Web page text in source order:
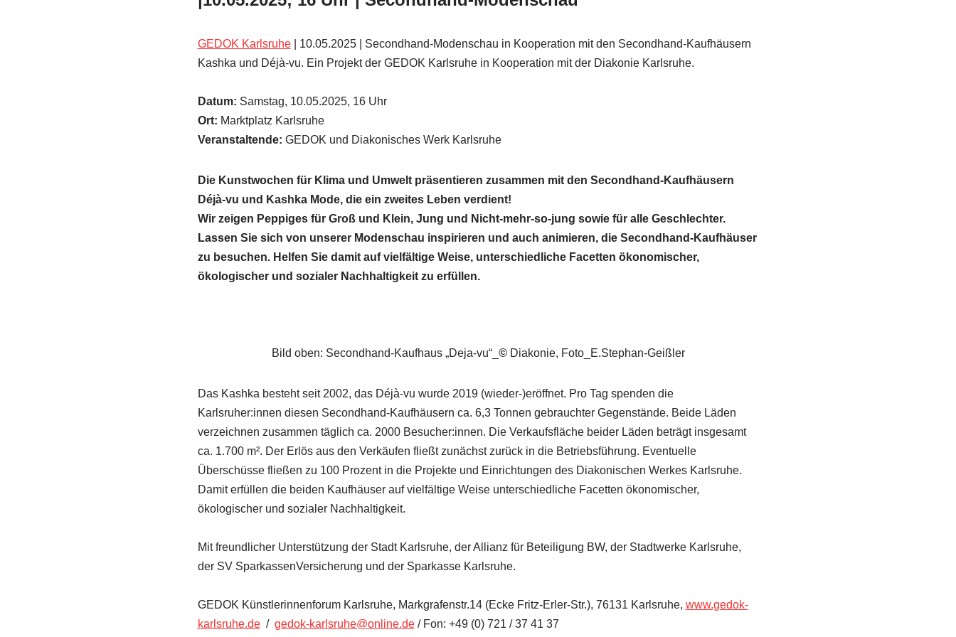
GEDOK Karlsruhe| 10.05.2025 | Secondhand-Modenschau in Kooperation mit den Secondhand-Kaufhäusern
Kashka und Déjà-vu. Ein Projekt der GEDOK Karlsruhe in Kooperation mit der Diakonie Karlsruhe.
Datum: Samstag, 10.05.2025, 16 Uhr
Ort: Marktplatz Karlsruhe
Veranstaltende: GEDOK und Diakonisches Werk Karlsruhe
Die Kunstwochen für Klima und Umwelt präsentieren zusammen mit den Secondhand-Kaufhäusern
Déjà-vu und Kashka Mode, die ein zweites Leben verdient!
Wir zeigen Peppiges für Groß und Klein, Jung und Nicht-mehr-so-jung sowie für alle Geschlechter.
Lassen Sie sich von unserer Modenschau inspirieren und auch animieren, die Secondhand-Kaufhäuser
zu besuchen. Helfen Sie damit auf vielfältige Weise, unterschiedliche Facetten ökonomischer,
ökologischer und sozialer Nachhaltigkeit zu erfüllen.
Bild oben: Secondhand-Kaufhaus „Deja-vu“_ ©Diakonie, Foto_E.Stephan-Geißler
Das Kashka besteht seit 2002, das Déjà-vu wurde 2019 (wieder-)eröffnet. Pro Tag spenden die
Karlsruher:innen diesen Secondhand-Kaufhäusern ca. 6,3 Tonnen gebrauchter Gegenstände. Beide Läden
verzeichnen zusammen täglich ca. 2000 Besucher:innen. Die Verkaufsfläche beider Läden beträgt insgesamt
ca. 1.700 m². Der Erlös aus den Verkäufen fließt zunächst zurück in die Betriebsführung. Eventuelle
Überschüsse fließen zu 100 Prozent in die Projekte und Einrichtungen des Diakonischen Werkes Karlsruhe.
Damit erfüllen die beiden Kaufhäuser auf vielfältige Weise unterschiedliche Facetten ökonomischer,
ökologischer und sozialer Nachhaltigkeit.
Mit freundlicher Unterstützung der Stadt Karlsruhe, der Allianz für Beteiligung BW, der Stadtwerke Karlsruhe,
der SV SparkassenVersicherung und der Sparkasse Karlsruhe.
GEDOK Künstlerinnenforum Karlsruhe, Markgrafenstr.14 (Ecke Fritz-Erler-Str.), 76131 Karlsruhe, www.gedok-
karlsruhe.de/ gedok-karlsruhe@online.de/ Fon: +49 (0) 721 / 37 41 37